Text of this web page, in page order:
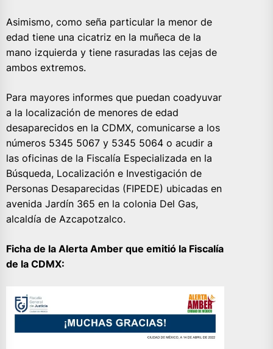
Asimismo, como seña particular la menor de
edad tiene una cicatriz en la muñeca de la
mano izquierda y tiene rasuradas las cejas de
ambos extremos.
Para mayores informes que puedan coadyuvar
a la localización de menores de edad
desaparecidos en la CDMX, comunicarse a los
números 5345 5067 y 5345 5064 o acudir a
las oficinas de la Fiscalía Especializada en la
Búsqueda, Localización e Investigación de
Personas Desaparecidas (FIPEDE) ubicadas en
avenida Jardín 365 en la colonia Del Gas,
alcaldía de Azcapotzalco.
Ficha de la Alerta Amber que emitió la Fiscalía
de la CDMX: